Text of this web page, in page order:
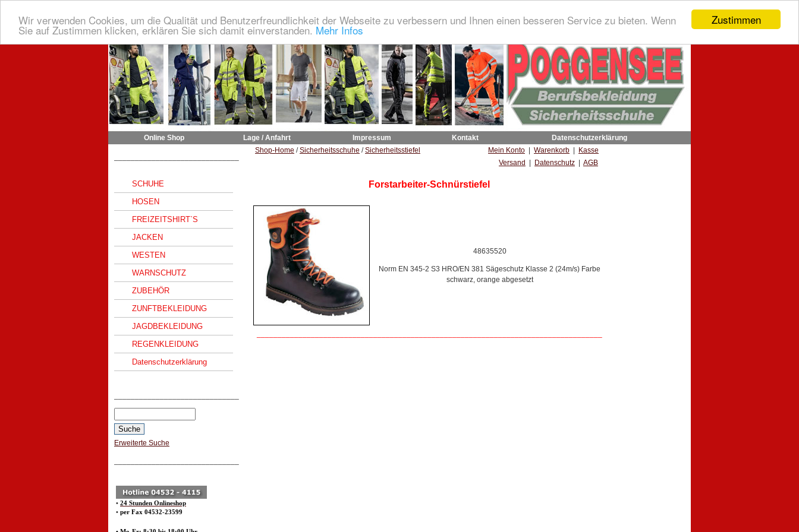
Zustimmen
Wir verwenden Cookies, um die Qualität und Benutzerfreundlichkeit der Webseite zu verbessern und Ihnen einen besseren Service zu bieten. Wenn
Sie auf Zustimmen klicken, erklären Sie sich damit einverstanden. Mehr Infos
Online Shop Lage / Anfahrt Impressum Kontakt Datenschutzerklärung
SCHUHE
HOSEN
FREIZEITSHIRT`S
JACKEN
WESTEN
WARNSCHUTZ
ZUBEHÖR
ZUNFTBEKLEIDUNG
JAGDBEKLEIDUNG
REGENKLEIDUNG
Datenschutzerklärung
Erweiterte Suche
• 24 Stunden Onlineshop
• per Fax 04532-23599
Shop-Home /Sicherheitsschuhe /Sicherheitsstiefel Mein Konto Warenkorb
Kasse
Versand
Datenschutz AGB
Forstarbeiter-Schnürstiefel
48635520
Norm EN 345-2 S3 HRO/EN 381 Sägeschutz Klasse 2 (24m/s) Farbe
schwarz, orange abgesetzt